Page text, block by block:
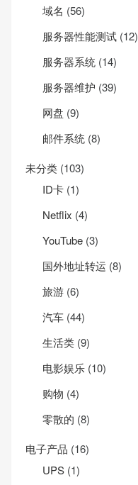
域名 (56)
服务器性能测试 (12)
服务器系统 (14)
服务器维护 (39)
网盘 (9)
邮件系统 (8)
未分类 (103)
ID卡 (1)
Net­flix (4)
YouTube (3)
国外地址转运 (8)
旅游 (6)
汽车 (44)
生活类 (9)
电影娱乐 (10)
购物 (4)
零散的 (8)
电子产品 (16)
UPS (1)